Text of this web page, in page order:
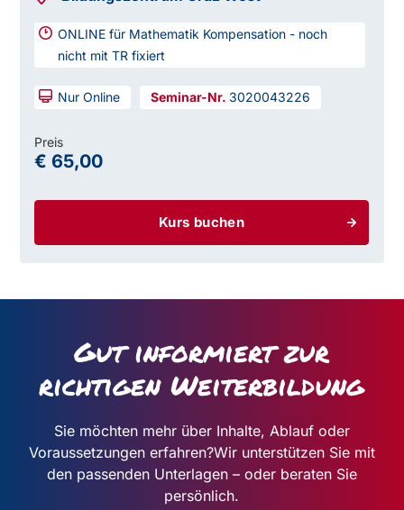
ONLINE für Mathematik Kompensation - noch
nicht mit TR fixiert
Nur Online 3020043226
Kurs buchen
Preis
€ 65,00
Gut informiert zur
richtigen Weiterbildung
Sie möchten mehr über Inhalte, Ablauf oder
Voraussetzungen erfahren?Wir unterstützen Sie mit
den passenden Unterlagen – oder beraten Sie
persönlich.